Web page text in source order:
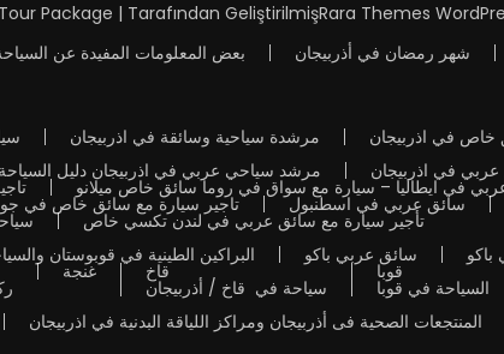
Tour Package | Tarafından GeliştirilmişRara Themes
بعض المعلومات المفيدة عن شهر رمضان في أذربيجان
مرشدة سياحية وسائقة في اذربيجان خاص في اذربيجان
مرشد سياحي عربي في اذربيجان دليل السياحة في اذربيجان
في ايطاليا – سيارة مع سواق في روما سائق خاص ميلانو
تاجير سيارة مع سائق خاص في سائق عربي في اسطنبول
تأجير سيارة مع سائق عربي في لندن تكسي خاص
البراكين الطينية في قوبوستان سائق عربي باكو
غنجة قاخ
سياحة في قاخ / أذربيجان
قوبا
السياحة في قوبا
المنتجعات الصحية فى أذربيجان ومراكز اللياقة البدنية في اذربيجان